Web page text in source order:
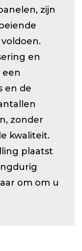
zijn
en
en de
zonder
kwaliteit.
plaatst
om om u